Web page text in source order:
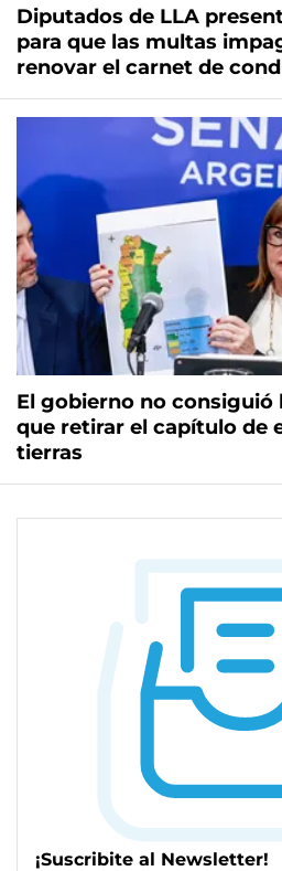
Diputados de LLA
para que las multas
renovar el carnet de
El gobierno no
que retirar el capítulo de
tierras
¡Suscribite al Newsletter!